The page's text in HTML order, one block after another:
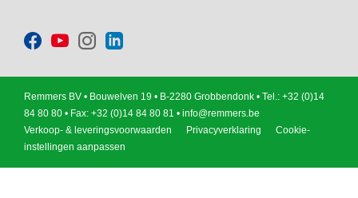
Remmers BV • Bouwelven 19 • B-2280 Grobbendonk • Tel.: +32 (0)14
84 80 80 • Fax: +32 (0)14 84 80 81 • info@remmers.be
Verkoop- & leveringsvoorwaarden
Privacyverklaring
Cookie-
instellingen aanpassen